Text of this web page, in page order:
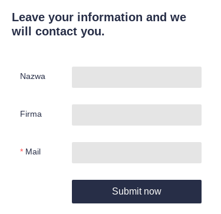
Leave your information and we
will contact you.
Nazwa
Firma
Mail
Submit now